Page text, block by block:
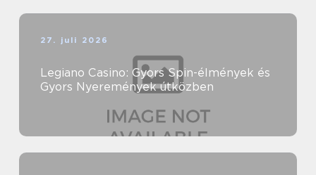
27. juli 2026
Legiano Casino: Gyors Spin-élmények és
Gyors Nyeremények útközben